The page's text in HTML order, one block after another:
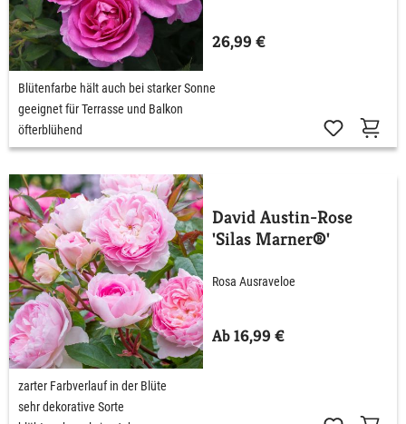
26,99 €
Blütenfarbe hält auch bei starker Sonne
geeignet für Terrasse und Balkon
öfterblühend
David Austin-Rose
'Silas Marner®'
Rosa Ausraveloe
Ab 16,99 €
zarter Farbverlauf in der Blüte
sehr dekorative Sorte